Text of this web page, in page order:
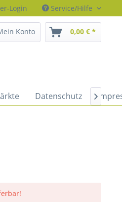
Login Service/Hilfe
Konto 0,00 € *
Datenschutz 